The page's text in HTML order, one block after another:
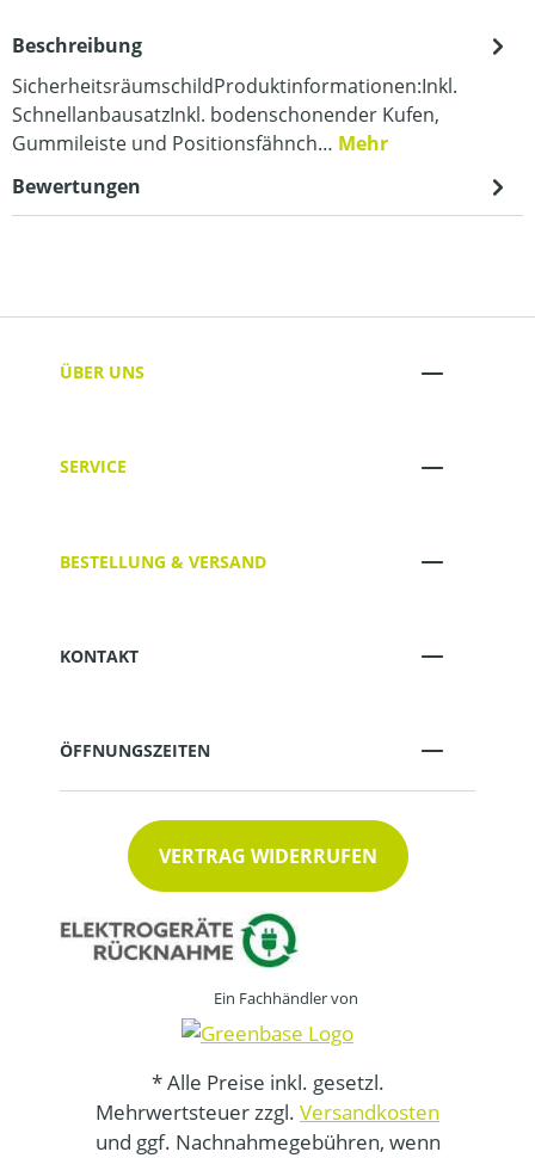
Beschreibung
SicherheitsräumschildProduktinformationen:Inkl.
SchnellanbausatzInkl. bodenschonender Kufen,
Gummileiste und Positionsfähnch… Mehr
Bewertungen
ÜBER UNS
SERVICE
BESTELLUNG & VERSAND
KONTAKT
ÖFFNUNGSZEITEN
VERTRAG WIDERRUFEN
Ein Fachhändler von
* Alle Preise inkl. gesetzl.
Mehrwertsteuer zzgl. Versandkosten
und ggf. Nachnahmegebühren, wenn